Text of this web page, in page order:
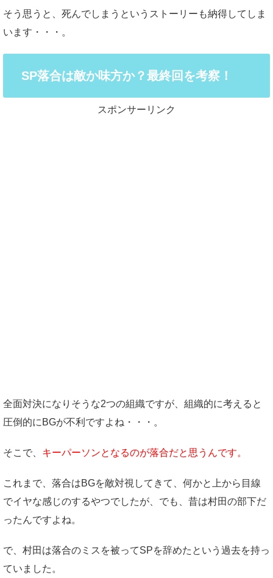
そう思うと、死んでしまうというストーリーも納得してしま
います・・・。
SP落合は敵か味方か？最終回を考察！
スポンサーリンク
全面対決になりそうな2つの組織ですが、組織的に考えると
圧倒的にBGが不利ですよね・・・。
そこで、 キーパーソンとなるのが落合だと思うんです。
これまで、落合はBGを敵対視してきて、何かと上から目線
でイヤな感じのするやつでしたが、でも、昔は村田の部下だ
ったんですよね。
で、村田は落合のミスを被ってSPを辞めたという過去を持っ
ていました。